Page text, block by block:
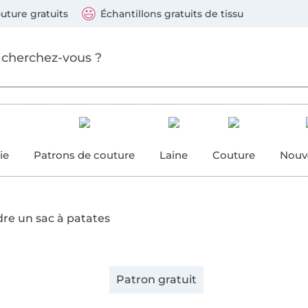
gratuits Échantillons gratuits de tissu
Patrons de couture Laine Couture
un sac à patates
Patron gratuit
suivants : Visa, Mastercard, Carte bleue, PayPal,